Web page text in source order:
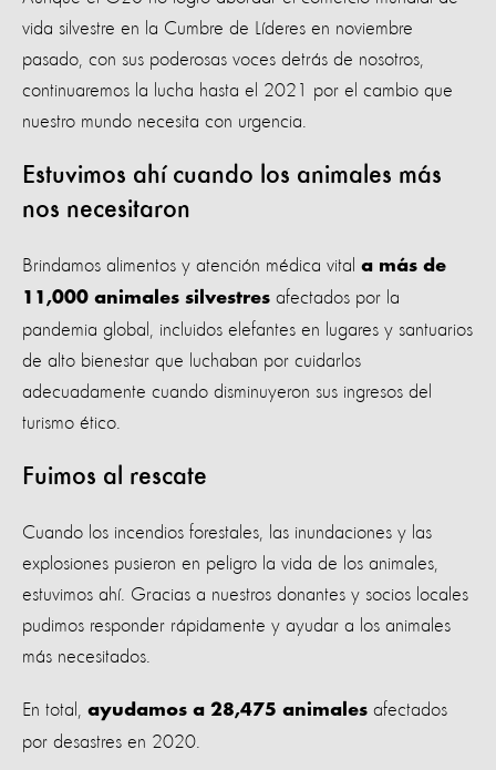
vida silvestre en la Cumbre de Líderes en noviembre
pasado, con sus poderosas voces detrás de nosotros,
continuaremos la lucha hasta el 2021 por el cambio que
nuestro mundo necesita con urgencia.
Estuvimos ahí cuando los animales más
nos necesitaron
Brindamos alimentos y atención médica vital a más de
11,000 animales silvestres afectados por la
pandemia global, incluidos elefantes en lugares y santuarios
de alto bienestar que luchaban por cuidarlos
adecuadamente cuando disminuyeron sus ingresos del
turismo ético.
Fuimos al rescate
Cuando los incendios forestales, las inundaciones y las
explosiones pusieron en peligro la vida de los animales,
estuvimos ahí. Gracias a nuestros donantes y socios locales
pudimos responder rápidamente y ayudar a los animales
más necesitados.
En total, ayudamos a 28,475 animales afectados
por desastres en 2020.